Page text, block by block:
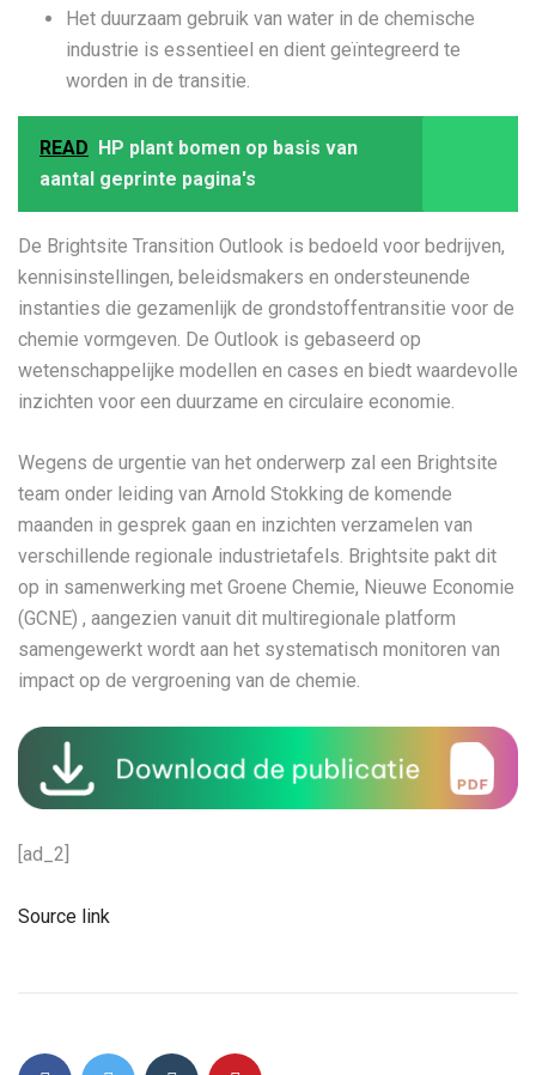
Het duurzaam gebruik van water in de chemische
industrie is essentieel en dient geïntegreerd te
worden in de transitie.
READ HP plant bomen op basis van
aantal geprinte pagina's
De Brightsite Transition Outlook is bedoeld voor bedrijven,
kennisinstellingen, beleidsmakers en ondersteunende
instanties die gezamenlijk de grondstoffentransitie voor de
chemie vormgeven. De Outlook is gebaseerd op
wetenschappelijke modellen en cases en biedt waardevolle
inzichten voor een duurzame en circulaire economie.
Wegens de urgentie van het onderwerp zal een Brightsite
team onder leiding van Arnold Stokking de komende
maanden in gesprek gaan en inzichten verzamelen van
verschillende regionale industrietafels. Brightsite pakt dit
op in samenwerking met Groene Chemie, Nieuwe Economie
(GCNE) , aangezien vanuit dit multiregionale platform
samengewerkt wordt aan het systematisch monitoren van
impact op de vergroening van de chemie.
[ad_2]
Source link